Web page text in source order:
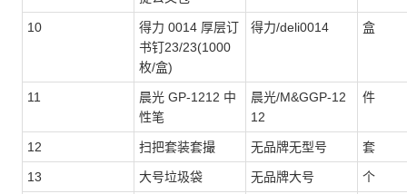
10
得力 0014 厚层订
书钉23/23(1000
枚/盒)
得力/deli0014 盒
11
晨光 GP-1212 中
性笔
晨光/M&GGP-12
12
件
12 扫把套装套撮 无品牌无型号 套
13 大号垃圾袋 无品牌大号 个